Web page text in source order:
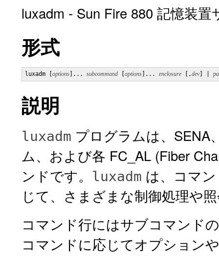
luxadm - Sun Fire 880 記憶装
形式
luxadm [ options ]... subcommand options ]... enclosure [,dev] |
説明
luxadm プログラムは、SENA
ム、および各 FC_AL (Fiber
ンドです。
luxadm は、コマ
じて、さまざまな制御処理や
コマンド行にはサブコマンド
コマンドに応じてオプション